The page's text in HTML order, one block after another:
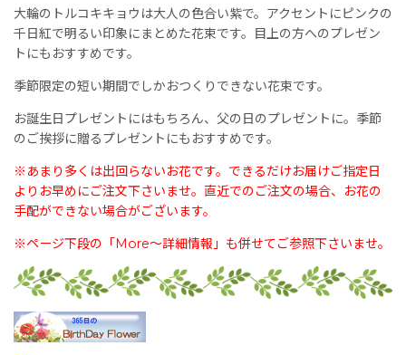
大輪のトルコキキョウは大人の色合い紫で。アクセントにピンクの
千日紅で明るい印象にまとめた花束です。目上の方へのプレゼン
トにもおすすめです。
季節限定の短い期間でしかおつくりできない花束です。
お誕生日プレゼントにはもちろん、父の日のプレゼントに。季節
のご挨拶に贈るプレゼントにもおすすめです。
※あまり多くは出回らないお花です。できるだけお届けご指定日
よりお早めにご注文下さいませ。直近でのご注文の場合、お花の
手配ができない場合がございます。
※ページ下段の「More〜詳細情報」も併せてご参照下さいませ。